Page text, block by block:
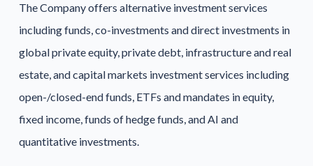
The Company offers alternative investment services
including funds, co-investments and direct investments in
global private equity, private debt, infrastructure and real
estate, and capital markets investment services including
open-/closed-end funds, ETFs and mandates in equity,
fixed income, funds of hedge funds, and AI and
quantitative investments.